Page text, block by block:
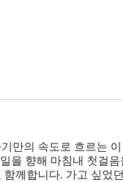
만의 속도로 흐르는
향해 마침내 첫걸
께합니다. 가고 싶었